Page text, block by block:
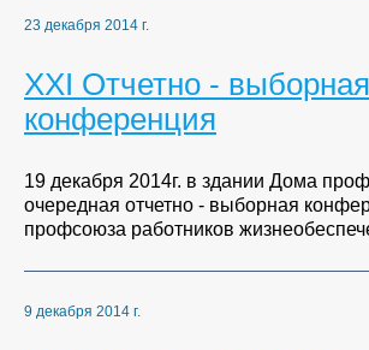
23 декабря 2014 г.
XXI Отчетно - выборная
конференция
19 декабря 2014г. в здании Дома
очередная отчетно - выборная
профсоюза работников
9 декабря 2014 г.